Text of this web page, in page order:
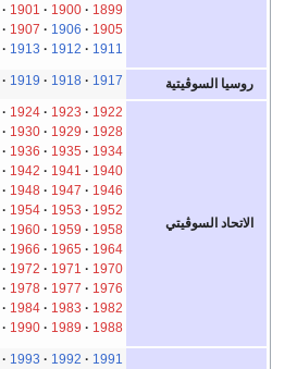
1899
1900
1901
1905
1906
1907
1911
1912
1913
روسيا السوڤيتية 1917
1918
1919
الاتحاد السوڤيتي
1922
1923
1924
1928
1929
1930
1934
1935
1936
1940
1941
1942
1946
1947
1948
1952
1953
1954
1958
1959
1960
1964
1965
1966
1970
1971
1972
1976
1977
1978
1982
1983
1984
1988
1989
1990
1991
1992
1993